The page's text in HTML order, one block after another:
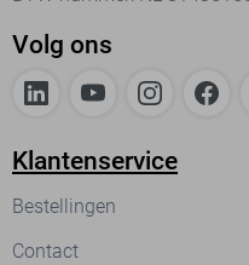
Volg ons
Klantenservice
Bestellingen
Contact